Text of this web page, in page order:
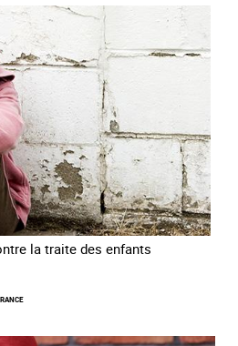
la traite des enfants